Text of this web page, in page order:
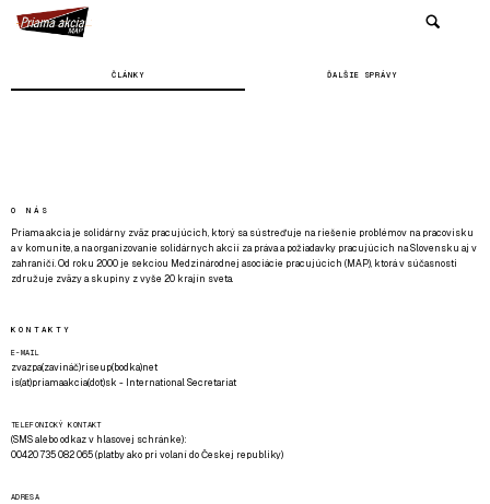
ČLÁNKY ĎALŠIE SPRÁVY
O NÁS
Priama akcia je solidárny zväz pracujúcich, ktorý sa sústreďuje na riešenie problémov na pracovisku
a v komunite, a na organizovanie solidárnych akcií za práva a požiadavky pracujúcich na Slovensku aj v
zahraničí. Od roku 2000 je sekciou Medzinárodnej asociácie pracujúcich (MAP), ktorá v súčasnosti
združuje zväzy a skupiny z vyše 20 krajín sveta.
KONTAKTY
E-MAIL
zvazpa(zavináč)riseup(bodka)net
is(at)priamaakcia(dot)sk - International Secretariat
TELEFONICKÝ KONTAKT
(SMS alebo odkaz v hlasovej schránke):
00420 735 082 065 (platby ako pri volaní do Českej republiky)
ADRESA